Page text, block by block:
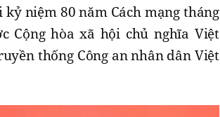
niệm 80 năm Cách mạng tháng
Cộng hòa xã hội chủ nghĩa Việt
thống Công an nhân dân Việt